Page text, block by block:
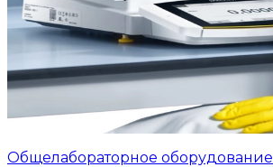
Общелабораторное оборудование